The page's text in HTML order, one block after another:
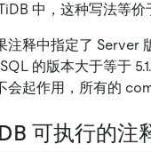
中，这种写法等价
注释中指定了 Server
的版本大于等于
会起作用，所有的
可执行的注